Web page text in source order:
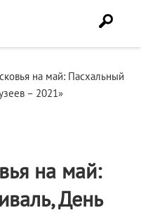
на май: Пасхальный
– 2021»
на май:
День